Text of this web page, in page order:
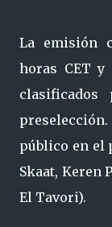
La emisión
horas CET
público en el
Skaat, Keren
El Tavori).